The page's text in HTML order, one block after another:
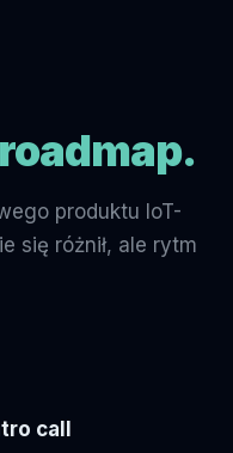
roadmap.
produktu IoT-
się różnił, ale rytm
call